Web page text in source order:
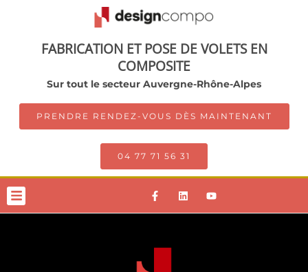
FABRICATION ET POSE DE VOLETS EN
COMPOSITE
Sur tout le secteur Auvergne-Rhône-Alpes
PRENDRE RENDEZ-VOUS DÈS MAINTENANT
04 77 71 56 31